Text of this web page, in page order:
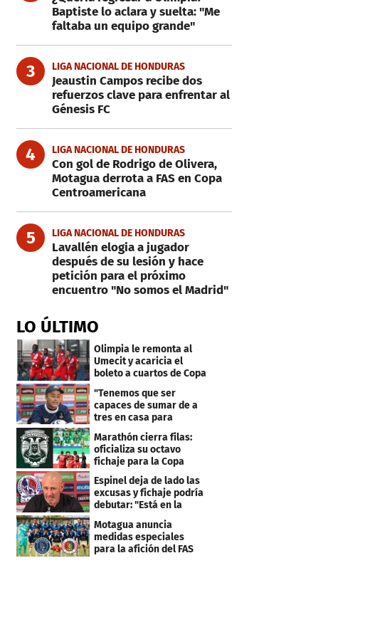
Baptiste lo aclara y suelta: "Me
faltaba un equipo grande"
3 LIGA NACIONAL DE HONDURAS
Jeaustin Campos recibe dos
refuerzos clave para enfrentar al
Génesis FC
4 LIGA NACIONAL DE HONDURAS
Con gol de Rodrigo de Olivera,
Motagua derrota a FAS en Copa
Centroamericana
5 LIGA NACIONAL DE HONDURAS
Lavallén elogia a jugador
después de su lesión y hace
petición para el próximo
encuentro "No somos el Madrid"
LO ÚLTIMO
Olimpia le remonta al
Umecit y acaricia el
boleto a cuartos de Copa
"Tenemos que ser
capaces de sumar de a
tres en casa para
asegurar la
clasificación"
Marathón cierra filas:
oficializa su octavo
fichaje para la Copa
Centroamericana
Espinel deja de lado las
excusas y fichaje podría
debutar: "Está en la
Motagua anuncia
medidas especiales
para la afición del FAS